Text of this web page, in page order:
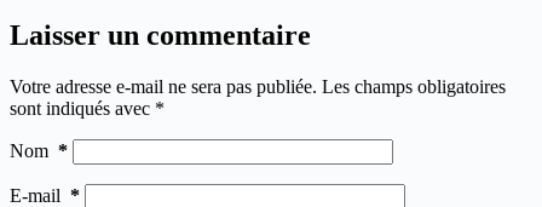
Laisser un commentaire
Votre adresse e-mail ne sera pas publiée. Les champs obligatoires
sont indiqués avec *
Nom *
E-mail *